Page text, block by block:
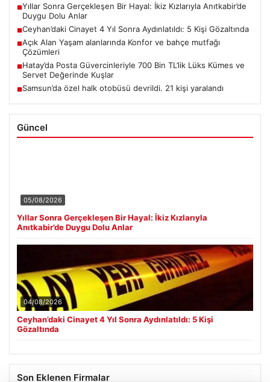
■Yıllar Sonra Gerçekleşen Bir Hayal: İkiz Kızlarıyla Anıtkabir’de
Duygu Dolu Anlar
■Ceyhan’daki Cinayet 4 Yıl Sonra Aydınlatıldı: 5 Kişi Gözaltında
■Açık Alan Yaşam alanlarında Konfor ve bahçe mutfağı
Çözümleri
■Hatay’da Posta Güvercinleriyle 700 Bin TL’lik Lüks Kümes ve
Servet Değerinde Kuşlar
■Samsun’da özel halk otobüsü devrildi. 21 kişi yaralandı
Güncel
05/08/2026
Yıllar Sonra Gerçekleşen Bir Hayal: İkiz Kızlarıyla
Anıtkabir’de Duygu Dolu Anlar
04/08/2026
Ceyhan’daki Cinayet 4 Yıl Sonra Aydınlatıldı: 5 Kişi
Gözaltında
Son Eklenen Firmalar